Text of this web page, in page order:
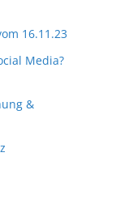
16.11.23
Media?
&